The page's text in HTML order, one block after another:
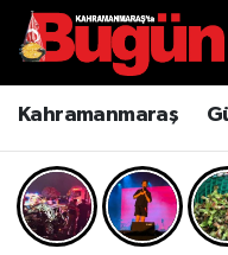
Kahramanmaraş
Kahramanmaraş
Kahramanmaraş
Bilim ve
Kahramanmaraş
Kahramanmaraş